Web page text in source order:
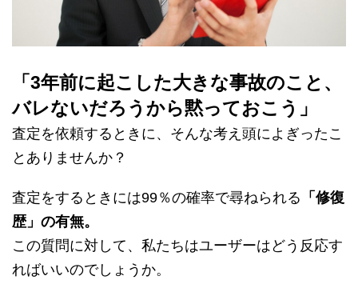
「3年前に起こした大きな事故のこと、
バレないだろうから黙っておこう」
査定を依頼するときに、そんな考え頭によぎったこ
とありませんか？
査定をするときには99％の確率で尋ねられる 「修復
歴」の有無。
この質問に対して、私たちはユーザーはどう反応す
ればいいのでしょうか。